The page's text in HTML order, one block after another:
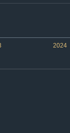
2024